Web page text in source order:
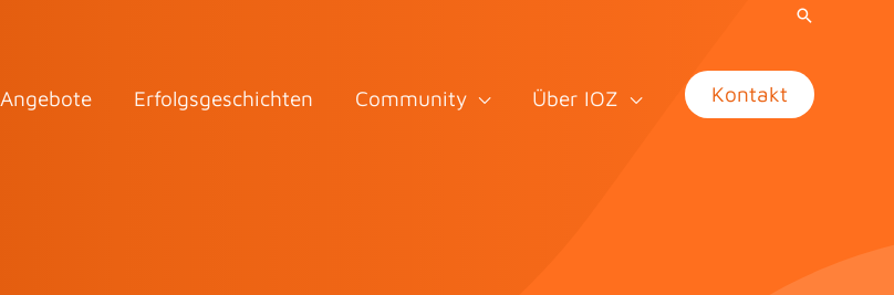
Angebote Erfolgsgeschichten Community Über IOZ Kontakt